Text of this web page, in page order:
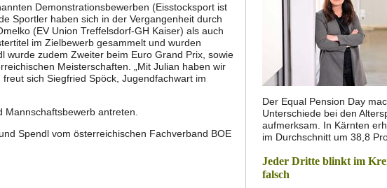
Demonstrationsbewerben (Eisstocksport ist
Sportler haben sich in der Vergangenheit durch
(EV Union Treffelsdorf-GH Kaiser) als auch
im Zielbewerb gesammelt und wurden
wurde zudem Zweiter beim Euro Grand Prix, sowie
Meisterschaften. „Mit Julian haben wir
sich Siegfried Spöck, Jugendfachwart im
antreten.
Spendl vom österreichischen Fachverband BOE
Der Equal Pension Day
Unterschiede bei den
aufmerksam. In Kärnten
im Durchschnitt um 38,8
Jeder Dritte blinkt im
falsch